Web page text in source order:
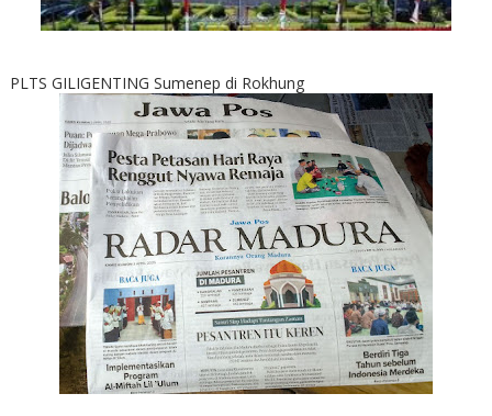
PLTS GILIGENTING Sumenep di Rokhung